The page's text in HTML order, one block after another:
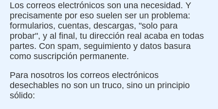
Los correos electrónicos son una necesidad. Y
precisamente por eso suelen ser un problema:
formularios, cuentas, descargas, "solo para
probar", y al final, tu dirección real acaba en todas
partes. Con spam, seguimiento y datos basura
como suscripción permanente.
Para nosotros los correos electrónicos
desechables no son un truco, sino un principio
sólido: